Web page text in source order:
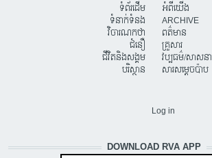
ទំព័រដើម
ទំនាក់ទំនង
វិចារណកថា
ជំនឿ
ជីវិតនិងសង្គម
បរិស្ថាន
អំពីយើង
ARCHIVE
ពត៌មាន
គ្រួសារ
វប្បធម៌/សាសនា
សារសម្តេចប៉ាប
Log in
DOWNLOAD RVA APP